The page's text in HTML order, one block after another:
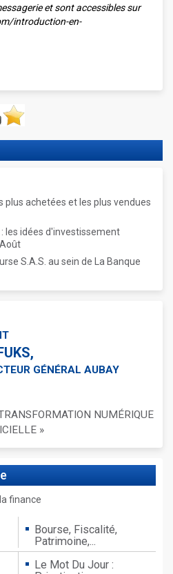
et sont accessibles sur
introduction-en-
Favoris
plus achetées et les plus vendues
: les idées d'investissement
S.A.S. au sein de La Banque
GÉNÉRAL AUBAY
NUMÉRIQUE
»
finance
Bourse, Fiscalité,
Patrimoine,...
Le Mot Du Jour :